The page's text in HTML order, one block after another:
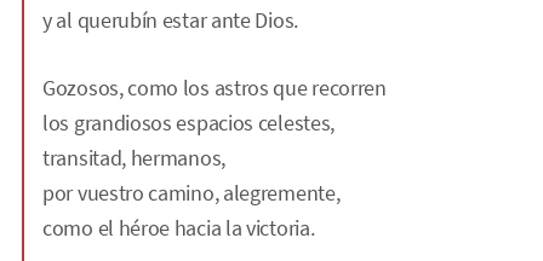
y al querubín estar ante Dios.
Gozosos, como los astros que recorren
los grandiosos espacios celestes,
transitad, hermanos,
por vuestro camino, alegremente,
como el héroe hacia la victoria.